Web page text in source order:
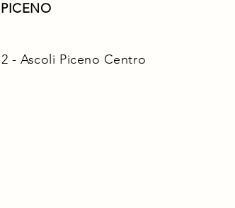
- Ascoli Piceno Centro